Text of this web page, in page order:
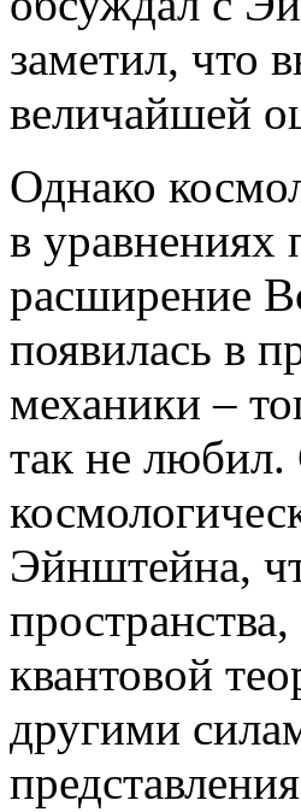
заметил, что
величайшей
Однако
в уравнениях
расширение
появилась в
механики –
так не любил.
Эйнштейна,
квантовой
другими